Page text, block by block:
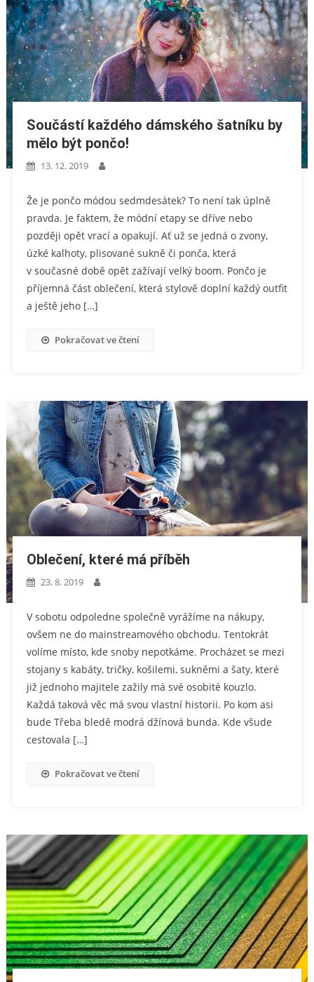
Součástí každého dámského šatníku by
mělo být pončo!
13. 12. 2019
Že je pončo módou sedmdesátek? To není tak úplně
pravda. Je faktem, že módní etapy se dříve nebo
později opět vrací a opakují. Ať už se jedná o zvony,
úzké kalhoty, plisované sukně či ponča, která
v současné době opět zažívají velký boom. Pončo je
příjemná část oblečení, která stylově doplní každý outfit
a ještě jeho […]
Pokračovat ve čtení
Oblečení, které má příběh
23. 8. 2019
V sobotu odpoledne společně vyrážíme na nákupy,
ovšem ne do mainstreamového obchodu. Tentokrát
volíme místo, kde snoby nepotkáme. Procházet se mezi
stojany s kabáty, tričky, košilemi, sukněmi a šaty, které
již jednoho majitele zažily má své osobité kouzlo.
Každá taková věc má svou vlastní historii. Po kom asi
bude Třeba bledě modrá džínová bunda. Kde všude
cestovala […]
Pokračovat ve čtení